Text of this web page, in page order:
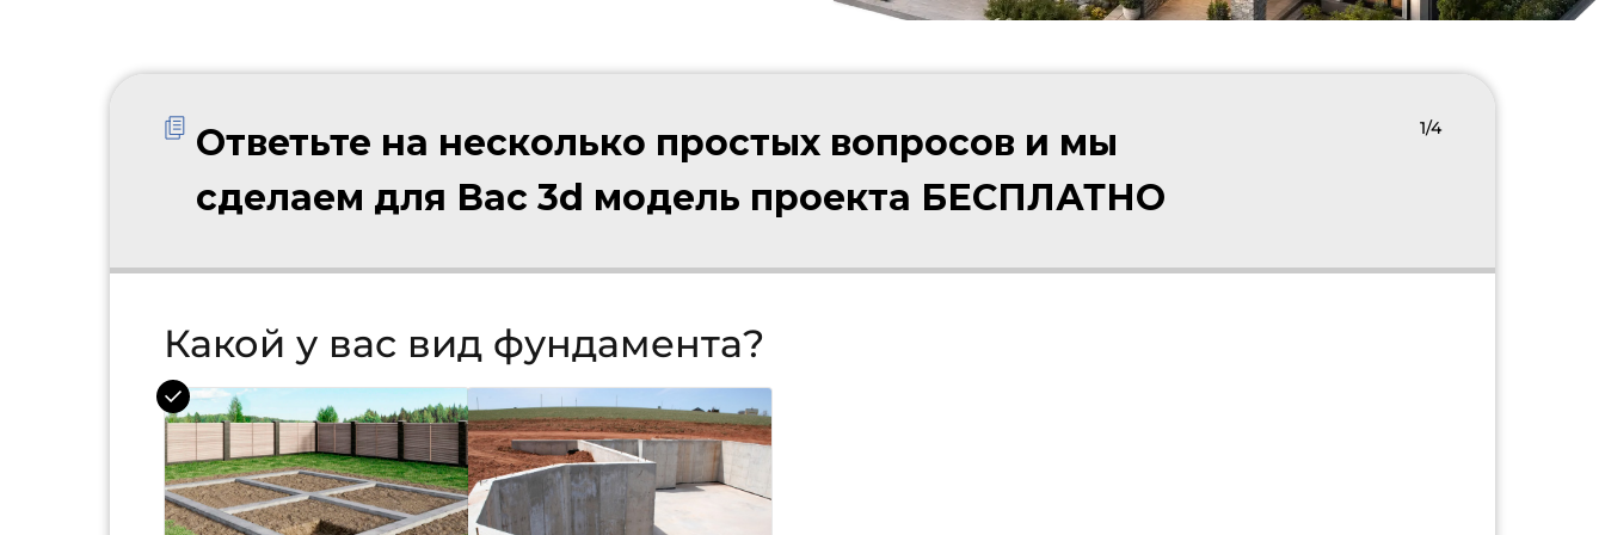
Ответьте на несколько простых вопросов и мы
сделаем для Вас 3d модель проекта БЕСПЛАТНО
1/4
Какой у вас вид фундамента?